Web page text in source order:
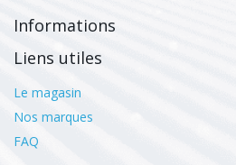
Informations
Liens utiles
Le magasin
Nos marques
FAQ